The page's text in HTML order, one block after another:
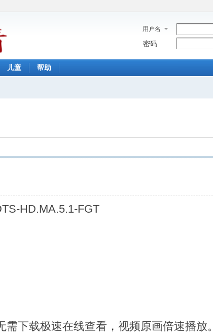
用户名
密码
儿童 帮助
HD.MA.5.1-FGT
下载极速在线查看，视频原画倍速播放。